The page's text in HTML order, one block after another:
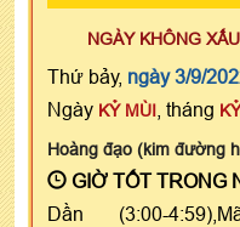
NGÀY KHÔNG
Thứ bảy, ngày 3/9/
Ngày KỶ MÙI , tháng
Hoàng đạo (kim đường
GIỜ TỐT TRONG
Dần (3:00-